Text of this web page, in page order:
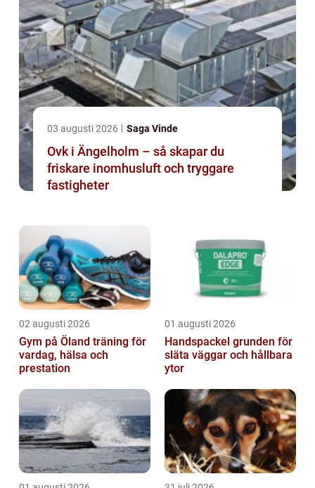
03 augusti 2026 Saga Vinde
Ovk i Ängelholm – så skapar du
friskare inomhusluft och tryggare
fastigheter
02 augusti 2026
Gym på Öland träning för
vardag, hälsa och
prestation
01 augusti 2026
Handspackel grunden för
släta väggar och hållbara
ytor